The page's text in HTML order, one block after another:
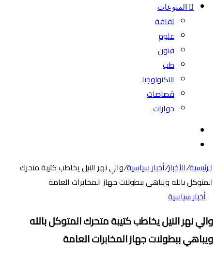
المنوعات
ثقافة
علوم
فنون
طب
التكنولوجيا
قصاصات
حوارات
الرئيسية/الأخبار/أخبار سياسية/والي نهر النيل يخاطب كتيبة متحرك
المتوكل بالله ويباهي ببطولات جهاز المخابرات العامة
أخبار سياسية
والي نهر النيل يخاطب كتيبة متحرك المتوكل بالله
ويباهي ببطولات جهاز المخابرات العامة